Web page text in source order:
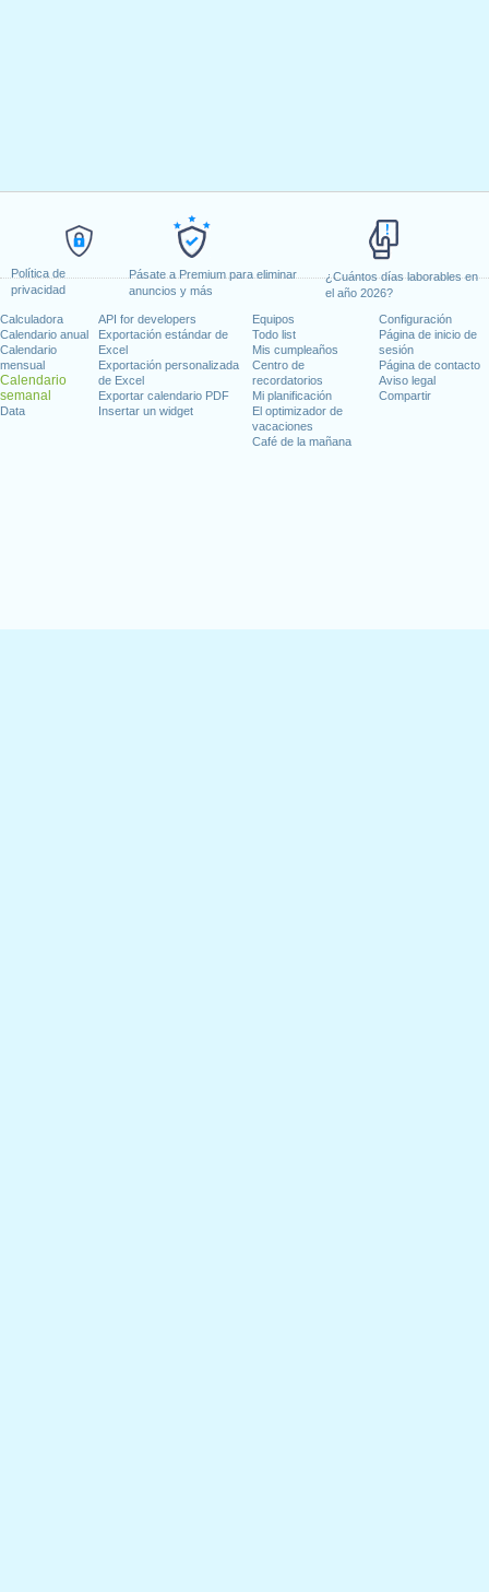
Política de
privacidad
Pásate a Premium para eliminar
anuncios y más
¿Cuántos días laborables en
el año 2026?
Calculadora
Calendario anual
Calendario
mensual
Calendario
semanal
Data
API for developers
Exportación estándar de
Excel
Exportación personalizada
de Excel
Exportar calendario PDF
Insertar un widget
Equipos
Todo list
Mis cumpleaños
Centro de
recordatorios
Mi planificación
El optimizador de
vacaciones
Café de la mañana
Configuración
Página de inicio de
sesión
Página de contacto
Aviso legal
Compartir